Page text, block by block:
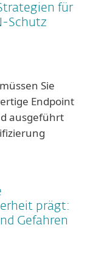
für
Schutz
Sie
Endpoint
ausgeführt
prägt:
Gefahren